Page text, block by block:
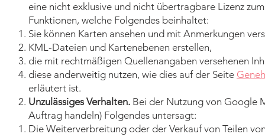
eine nicht exklusive und nicht übertragbare Lizenz
Funktionen, welche Folgendes beinhaltet:
Sie können Karten ansehen und mit Anmerkungen
KML-Dateien und Kartenebenen erstellen,
die mit rechtmäßigen Quellenangaben versehenen
diese anderweitig nutzen, wie dies auf der Seite
erläutert ist.
Unzulässiges Verhalten. Bei der Nutzung von Google
Auftrag handeln) Folgendes untersagt:
Die Weiterverbreitung oder der Verkauf von Teilen